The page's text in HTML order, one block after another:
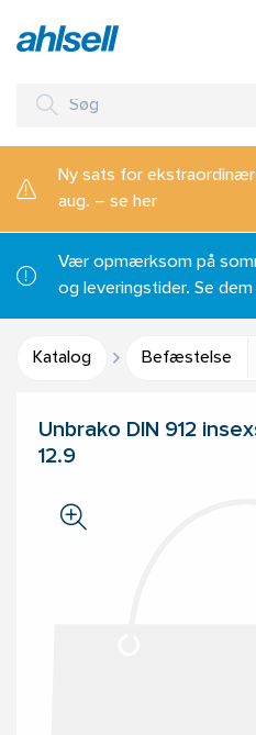
Ny sats for
aug. – se her
Vær opmærksom på
og leveringstider. Se dem
Katalog Befæstelse
Unbrako DIN 912
12.9